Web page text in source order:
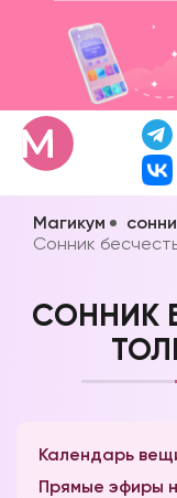
Магикум
Сонник
СОННИК
Календарь
Прямые эфиры